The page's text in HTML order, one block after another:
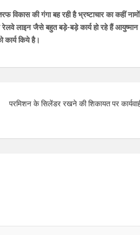
की गंगा बह रही है भ्रष्टाचार का कहीं नामों
लाइन जैसे बहुत बड़े-बड़े कार्य हो रहे हैं आयुष्मान
कार्य किये है।
परमिशन के सिलेंडर रखने की शिकायत पर